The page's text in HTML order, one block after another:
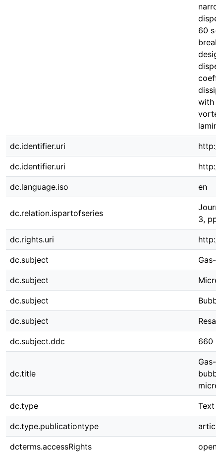
60
with
dc.identifier.uri
dc.identifier.uri http://
dc.language.iso en
dc.relation.ispartofseries
3, pp
dc.rights.uri
dc.subject Gas-
dc.subject
dc.subject
dc.subject
dc.subject.ddc 660
dc.title
Gas-
dc.type Text
dc.type.publicationtype article
dcterms.accessRights open